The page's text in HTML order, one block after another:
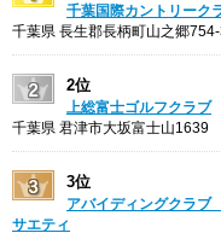
千葉国際カントリーク
千葉県 長生郡長柄町山之郷
2位
上総富士ゴルフクラブ
千葉県 君津市大坂富士山1639
3位
アバイディングクラ
サエティ